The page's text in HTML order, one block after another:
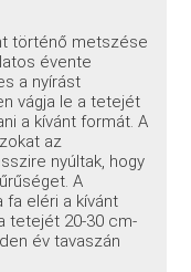
történő metszése
évente
a nyírást
vágja le a tetejét
a kívánt formát. A
az
nyúltak, hogy
A
fa eléri a kívánt
tetejét 20-30 cm-
év tavaszán